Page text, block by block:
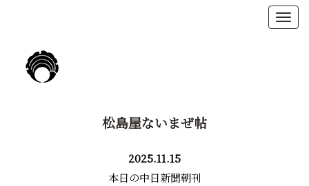
松島屋ないまぜ帖
2025.11.15
本日の中日新聞朝刊